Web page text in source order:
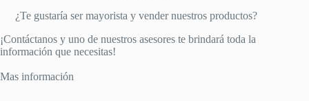
¿Te gustaría ser mayorista y vender nuestros productos?
¡Contáctanos y uno de nuestros asesores te brindará toda la
información que necesitas!
Mas información